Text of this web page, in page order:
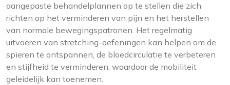
aangepaste behandelplannen op te stellen die zich
richten op het verminderen van pijn en het herstellen
van normale bewegingspatronen. Het regelmatig
uitvoeren van stretching-oefeningen kan helpen om de
spieren te ontspannen, de bloedcirculatie te verbeteren
en stijfheid te verminderen, waardoor de mobiliteit
geleidelijk kan toenemen.